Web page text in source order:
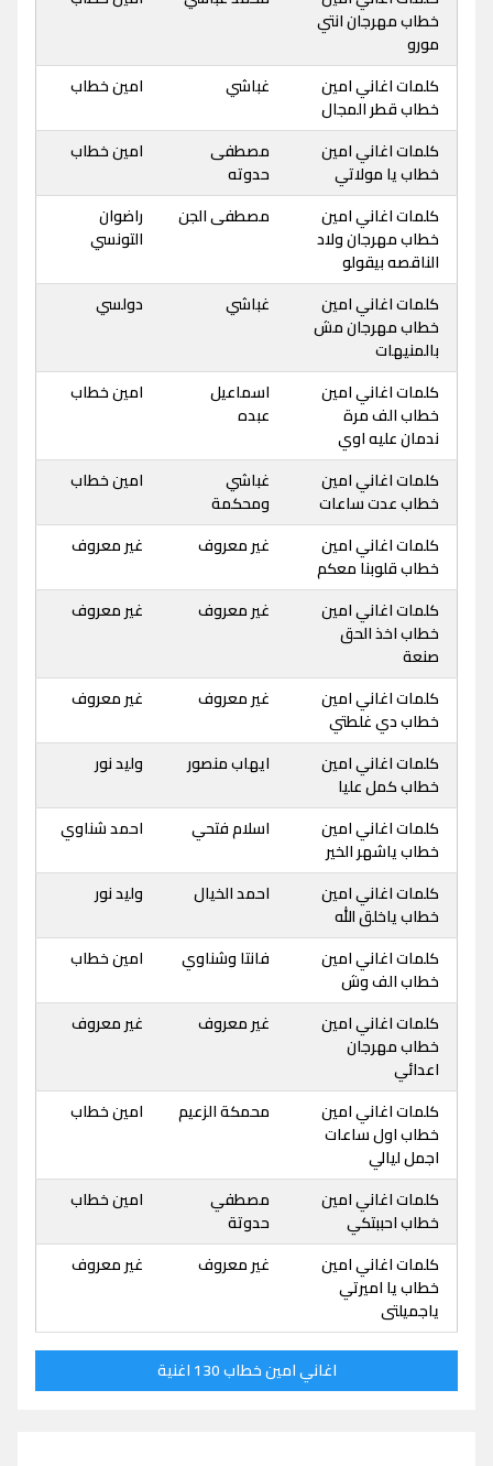
خطاب مهرجان انتي
مورو
كلمات اغاني امين
خطاب قطر المجال
غباشي امين خطاب
كلمات اغاني امين
خطاب يا مولاتي
مصطفى
حدوته
امين خطاب
كلمات اغاني امين
خطاب مهرجان ولاد
الناقصه بيقولو
مصطفى الجن
راضوان
التونسي
كلمات اغاني امين
خطاب مهرجان مش
بالمنيهات
غباشي دولسي
كلمات اغاني امين
خطاب الف مرة
ندمان عليه اوي
اسماعيل
عبده
امين خطاب
كلمات اغاني امين
خطاب عدت ساعات
غباشي
ومحكمة
امين خطاب
كلمات اغاني امين
خطاب قلوبنا معكم
غير معروف غير معروف
كلمات اغاني امين
خطاب اخذ الحق
صنعة
غير معروف غير معروف
كلمات اغاني امين
خطاب دي غلطتي
غير معروف غير معروف
كلمات اغاني امين
خطاب كمل عليا
ايهاب منصور وليد نور
كلمات اغاني امين
خطاب ياشهر الخير
اسلام فتحي احمد شناوي
كلمات اغاني امين
خطاب ياخلق الله
احمد الخيال وليد نور
كلمات اغاني امين
خطاب الف وش
فانتا وشناوي امين خطاب
كلمات اغاني امين
خطاب مهرجان
اعدائي
غير معروف غير معروف
كلمات اغاني امين
خطاب اول ساعات
اجمل ليالي
محمكة الزعيم امين خطاب
كلمات اغاني امين
خطاب احببتكي
مصطفي
حدوتة
امين خطاب
كلمات اغاني امين
خطاب يا اميرتي
ياجميلتى
غير معروف غير معروف
اغاني امين خطاب 130 اغنية